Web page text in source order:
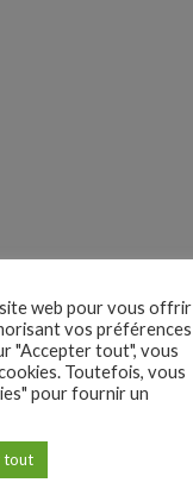
web pour vous offrir
vos préférences
"Accepter tout", vous
Toutefois, vous
pour fournir un
tout